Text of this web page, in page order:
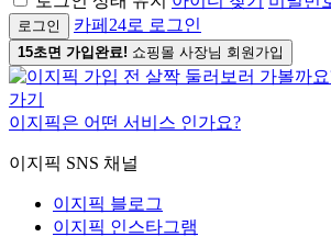
로그인 카페24로 로그인
15초면 가입완료! 쇼핑몰 사장님 회원가입
이지픽은 어떤 서비스 인가요?
이지픽 SNS 채널
이지픽 블로그
이지픽 인스타그램